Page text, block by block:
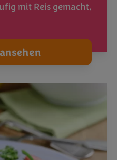
mit Reis gemacht,